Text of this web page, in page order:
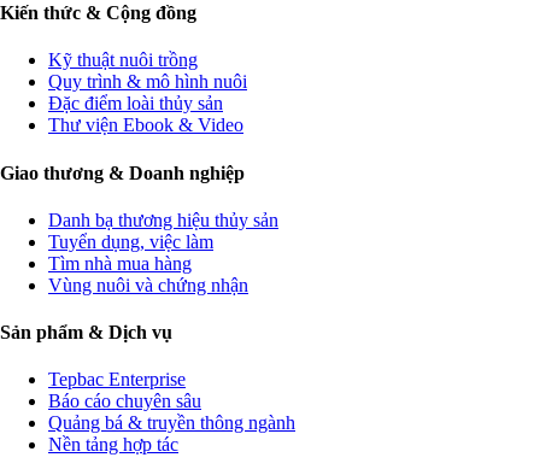
Kiến thức & Cộng đồng
Kỹ thuật nuôi trồng
Quy trình & mô hình nuôi
Đặc điểm loài thủy sản
Thư viện Ebook & Video
Giao thương & Doanh nghiệp
Danh bạ thương hiệu thủy sản
Tuyển dụng, việc làm
Tìm nhà mua hàng
Vùng nuôi và chứng nhận
Sản phẩm & Dịch vụ
Tepbac Enterprise
Báo cáo chuyên sâu
Quảng bá & truyền thông ngành
Nền tảng hợp tác